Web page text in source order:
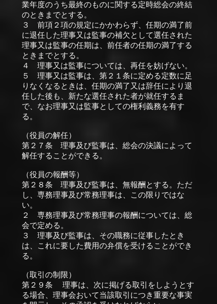
業年度のうち最終のものに関する定時総会の終結
のときまでとする。
３ 前項２項の規定にかかわらず、任期の満了前
に退任した理事又は監事の補欠として選任された
理事又は監事の任期は、前任者の任期の満了する
ときまでとする。
４ 理事又は監事については、再任を妨げない。
５ 理事又は監事は、第２１条に定める定数に足
りなくなるときは、任期の満了又は辞任により退
任した後も、新たな選任された者が就任するま
で、なお理事又は監事としての権利義務を有す
る。
（役員の解任）
第２７条 理事及び監事は、総会の決議によって
解任することができる。
（役員の報酬等）
第２８条 理事及び監事は、無報酬とする。ただ
し、専務理事及び常務理事は、この限りではな
い。
２ 専務理事及び常務理事の報酬については、総
会で定める。
３ 理事及び監事は、その職務に従事したとき
は、これに要した費用の弁償を受けることができ
る。
（取引の制限）
第２９条 理事は、次に掲げる取引をしようとす
る場合、理事会おいて当該取引につき重要な事実